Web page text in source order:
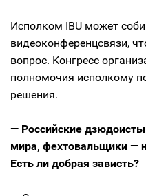
Исполком IBU может
видеоконференцсвязи,
вопрос. Конгресс
полномочия исполкому
решения.
— Российские
мира, фехтовальщики —
Есть ли добрая зависть?